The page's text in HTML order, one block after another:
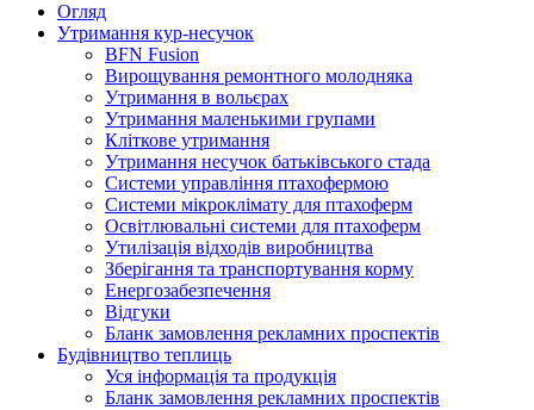
Огляд
Утримання кур-несучок
BFN Fusion
Вирощування ремонтного молодняка
Утримання в вольєрах
Утримання маленькими групами
Кліткове утримання
Утримання несучок батьківського стада
Системи управління птахофермою
Системи мікроклімату для птахоферм
Освітлювальні системи для птахоферм
Утилізація відходів виробництва
Зберігання та транспортування корму
Енергозабезпечення
Відгуки
Бланк замовлення рекламних проспектів
Будівництво теплиць
Уся інформація та продукція
Бланк замовлення рекламних проспектів